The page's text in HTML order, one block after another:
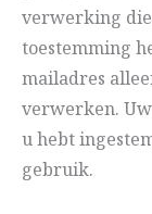
verwerking
toestemming
mailadres
verwerken.
u hebt
gebruik.